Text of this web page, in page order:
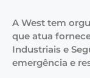
A West tem
que atua
Industriais e
emergência e